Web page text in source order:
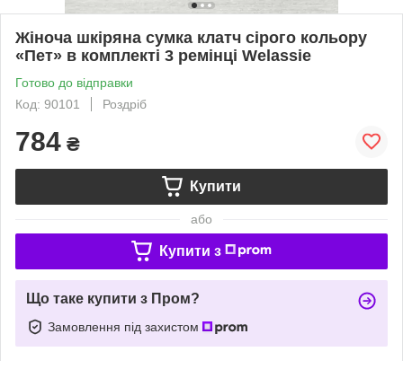
Жіноча шкіряна сумка клатч сірого кольору
«Пет» в комплекті 3 ремінці Welassie
Готово до відправки
Код: 90101
Роздріб
784 ₴
Купити
або
Купити з
Що таке купити з Пром?
Замовлення під захистом